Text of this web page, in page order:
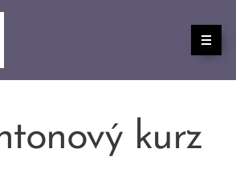
kurz